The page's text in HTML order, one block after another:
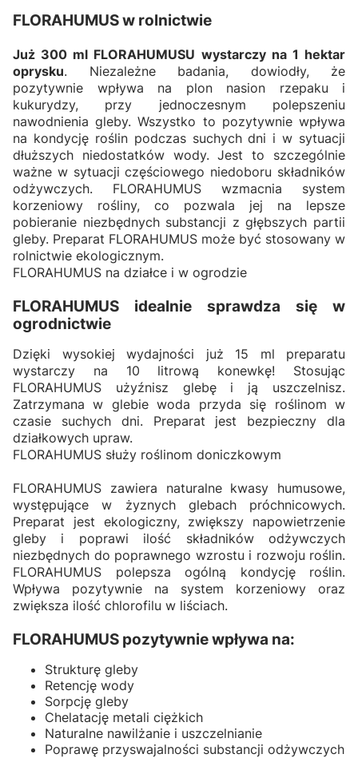
FLORAHUMUS w rolnictwie
Już 300 ml FLORAHUMUSU wystarczy na 1 hektar
oprysku. Niezależne badania, dowiodły, że
pozytywnie wpływa na plon nasion rzepaku i
kukurydzy, przy jednoczesnym polepszeniu
nawodnienia gleby. Wszystko to pozytywnie wpływa
na kondycję roślin podczas suchych dni i w sytuacji
dłuższych niedostatków wody. Jest to szczególnie
ważne w sytuacji częściowego niedoboru składników
odżywczych. FLORAHUMUS wzmacnia system
korzeniowy rośliny, co pozwala jej na lepsze
pobieranie niezbędnych substancji z głębszych partii
gleby. Preparat FLORAHUMUS może być stosowany w
rolnictwie ekologicznym.
FLORAHUMUS na działce i w ogrodzie
FLORAHUMUS idealnie sprawdza się w
ogrodnictwie
Dzięki wysokiej wydajności już 15 ml preparatu
wystarczy na 10 litrową konewkę! Stosując
FLORAHUMUS użyźnisz glebę i ją uszczelnisz.
Zatrzymana w glebie woda przyda się roślinom w
czasie suchych dni. Preparat jest bezpieczny dla
działkowych upraw.
FLORAHUMUS służy roślinom doniczkowym
FLORAHUMUS zawiera naturalne kwasy humusowe,
występujące w żyznych glebach próchnicowych.
Preparat jest ekologiczny, zwiększy napowietrzenie
gleby i poprawi ilość składników odżywczych
niezbędnych do poprawnego wzrostu i rozwoju roślin.
FLORAHUMUS polepsza ogólną kondycję roślin.
Wpływa pozytywnie na system korzeniowy oraz
zwiększa ilość chlorofilu w liściach.
FLORAHUMUS pozytywnie wpływa na:
Strukturę gleby
Retencję wody
Sorpcję gleby
Chelatację metali ciężkich
Naturalne nawilżanie i uszczelnianie
Poprawę przyswajalności substancji odżywczych